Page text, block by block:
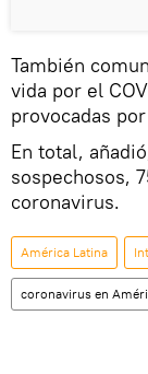
También
vida por el
provocadas
En total,
sospechosos,
coronavirus.
América Latina
coronavirus en